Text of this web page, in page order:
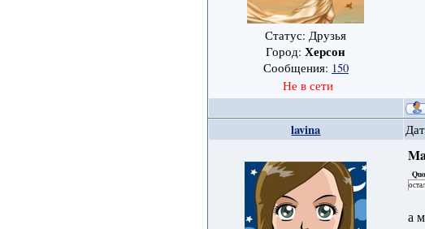
Статус: Друзья
Город:Херсон
Сообщения: 150
Не в сети
lavina
а